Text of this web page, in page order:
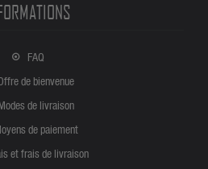
FAQ
de bienvenue
de livraison
de paiement
et frais de livraison